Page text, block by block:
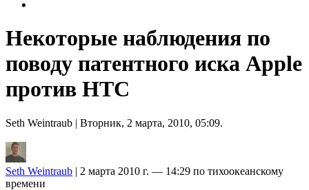
Некоторые наблюдения по
поводу патентного иска Apple
против HTC
Seth Weintraub | Вторник, 2 марта, 2010, 05:09.
Seth Weintraub | 2 марта 2010 г. — 14:29 по тихоокеанскому
времени